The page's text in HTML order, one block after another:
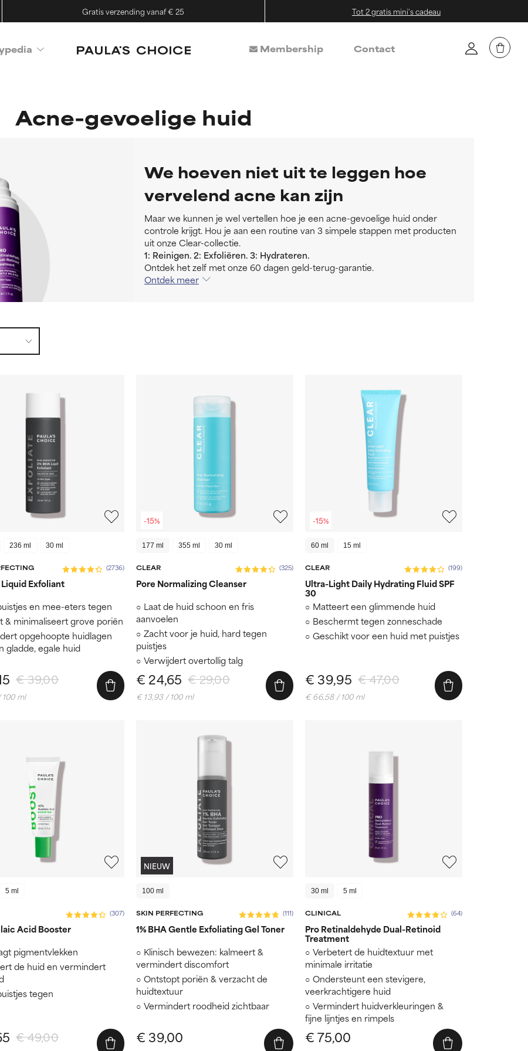
Gratis verzending vanaf € 25 Tot 2 gratis mini's cadeau
Membership Contact
Acne-gevoelige huid
We hoeven niet uit te leggen hoe
vervelend acne kan zijn
Maar we kunnen je wel vertellen hoe je een acne-gevoelige huid onder
controle krijgt. Hou je aan een routine van 3 simpele stappen met producten
uit onze Clear-collectie.
1: Reinigen. 2: Exfoliëren. 3: Hydrateren.
Ontdek het zelf met onze 60 dagen geld-terug-garantie.
Ontdek meer
236 ml 30 ml
(2736)
Liquid Exfoliant
en mee-eters tegen
& minimaliseert grove poriën
opgehoopte huidlagen
gladde, egale huid
€ 39,00
ml
-15%
177 ml 355 ml 30 ml
CLEAR (325)
Pore Normalizing Cleanser
Laat de huid schoon en fris
aanvoelen
Zacht voor je huid, hard tegen
puistjes
Verwijdert overtollig talg
€ 29,00
€ 24,65
€ 13,93 / 100 ml
-15%
60 ml 15 ml
CLEAR (199)
Ultra-Light Daily Hydrating Fluid SPF
30
Matteert een glimmende huid
Beschermt tegen zonneschade
Geschikt voor een huid met puistjes
€ 47,00
€ 39,95
€ 66,58 / 100 ml
5 ml
(307)
Acid Booster
pigmentvlekken
de huid en vermindert
tegen
€ 49,00
NIEUW
100 ml
SKIN PERFECTING (111)
1% BHA Gentle Exfoliating Gel Toner
Klinisch bewezen: kalmeert &
vermindert discomfort
Ontstopt poriën & verzacht de
huidtextuur
Vermindert roodheid zichtbaar
€ 39,00
30 ml 5 ml
CLINICAL (64)
Pro Retinaldehyde Dual-Retinoid
Treatment
Verbetert de huidtextuur met
minimale irritatie
Ondersteunt een stevigere,
veerkrachtigere huid
Vermindert huidverkleuringen &
fijne lijntjes en rimpels
€ 75,00